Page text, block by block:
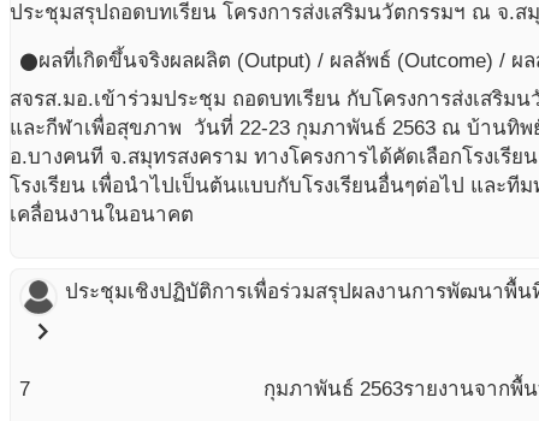
ประชุมสรุปถอดบทเรียน โครงการส่งเสริมนวัตกรรมฯ ณ จ.ส
circleผลที่เกิดขึ้นจริงผลผลิต (Output) / ผลลัพธ์ (Outcome) /
สจรส.มอ.เข้าร่วมประชุม ถอดบทเรียน กับโครงการส่งเสริม
และกีฬาเพื่อสุขภาพ วันที่ 22-23 กุมภาพันธ์ 2563 ณ บ้านทิพ
อ.บางคนที จ.สมุทรสงคราม ทางโครงการได้คัดเลือกโรงเรีย
โรงเรียน เพื่อนำไปเป็นต้นแบบกับโรงเรียนอื่นๆต่อไป และที
เคลื่อนงานในอนาคต
ประชุมเชิงปฏิบัติการเพื่อร่วมสรุปผลงานการพัฒนาพื้
chevron_right
7 กุมภาพันธ์ 2563รายงานจากพื้น